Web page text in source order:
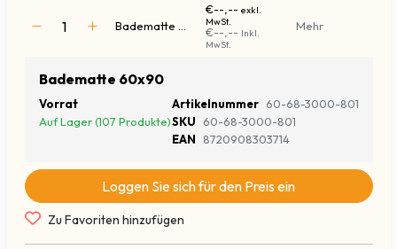
Badematte 60x90
€--,-- exkl.
MwSt.
€--,-- Inkl.
MwSt.
Mehr
Badematte 60x90
Vorrat
Auf Lager (107 Produkte)
Artikelnummer 60-68-3000-801
SKU
60-68-3000-801
EAN
8720908303714
Loggen Sie sich für den Preis ein
Zu Favoriten hinzufügen